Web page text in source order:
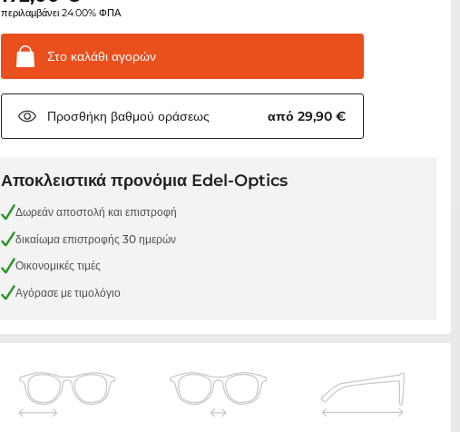
περιλαμβάνει 24.00% ΦΠΑ
Στο καλάθι αγορών
Προσθήκη βαθμού οράσεως από 29,90 €
Αποκλειστικά προνόμια Edel-Optics
Δωρεάν αποστολή και επιστροφή
δικαίωμα επιστροφής 30 ημερών
Οικονομικές τιμές
Αγόρασε με τιμολόγιο